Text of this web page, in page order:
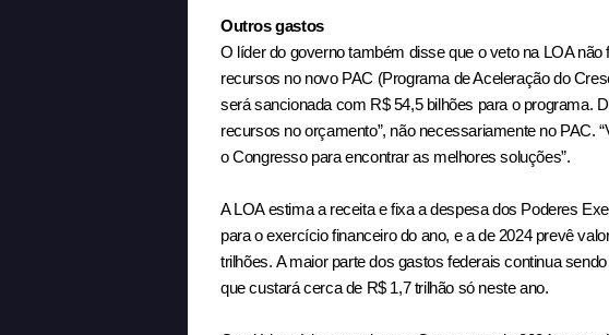
Outros gastos
O líder do governo também disse que o veto na LOA
recursos no novo PAC (Programa de Aceleração do
será sancionada com R$ 54,5 bilhões para o programa.
recursos no orçamento”, não necessariamente no PAC.
o Congresso para encontrar as melhores soluções”.
A LOA estima a receita e fixa a despesa dos Poderes
para o exercício financeiro do ano, e a de 2024 prevê
trilhões. A maior parte dos gastos federais continua
que custará cerca de R$ 1,7 trilhão só neste ano.